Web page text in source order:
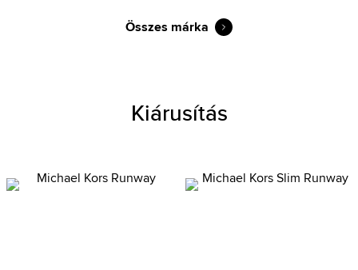
Összes márka
Kiárusítás